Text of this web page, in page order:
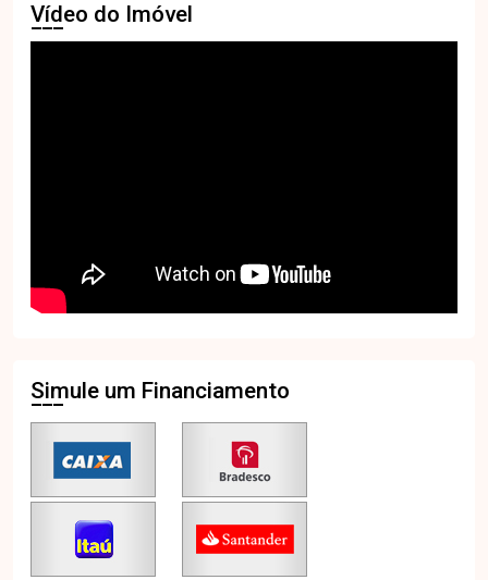
Vídeo do Imóvel
Simule um Financiamento